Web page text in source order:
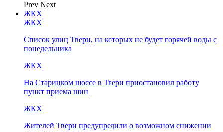
Prev Next
ЖКХ
ЖКХ
Список улиц Твери, на которых не будет горячей воды с
понедельника
ЖКХ
На Старицком шоссе в Твери приостановил работу
пункт приема шин
ЖКХ
Жителей Твери предупредили о возможном снижении